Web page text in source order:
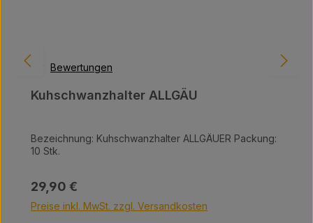
Bewertungen
Kuhschwanzhalter ALLGÄU
Bezeichnung: Kuhschwanzhalter ALLGÄUER Packung:
10 Stk.
Regulärer Preis:
29,90 €
Preise inkl. MwSt. zzgl. Versandkosten